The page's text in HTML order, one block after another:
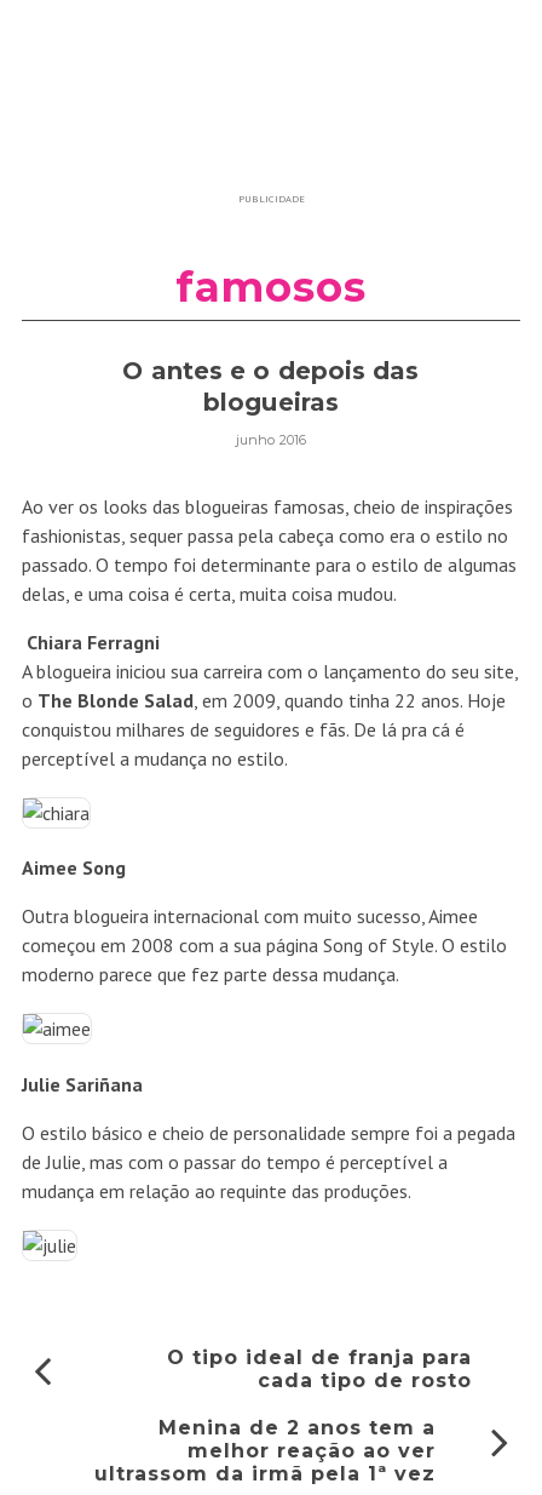
PUBLICIDADE
famosos
O antes e o depois das
blogueiras
junho 2016
Ao ver os looks das blogueiras famosas, cheio de inspirações
fashionistas, sequer passa pela cabeça como era o estilo no
passado. O tempo foi determinante para o estilo de algumas
delas, e uma coisa é certa, muita coisa mudou.
Chiara Ferragni
A blogueira iniciou sua carreira com o lançamento do seu site,
o The Blonde Salad, em 2009, quando tinha 22 anos. Hoje
conquistou milhares de seguidores e fãs. De lá pra cá é
perceptível a mudança no estilo.
Aimee Song
Outra blogueira internacional com muito sucesso, Aimee
começou em 2008 com a sua página Song of Style. O estilo
moderno parece que fez parte dessa mudança.
Julie Sariñana
O estilo básico e cheio de personalidade sempre foi a pegada
de Julie, mas com o passar do tempo é perceptível a
mudança em relação ao requinte das produções.
O tipo ideal de franja para
cada tipo de rosto
Menina de 2 anos tem a
melhor reação ao ver
ultrassom da irmã pela 1ª vez